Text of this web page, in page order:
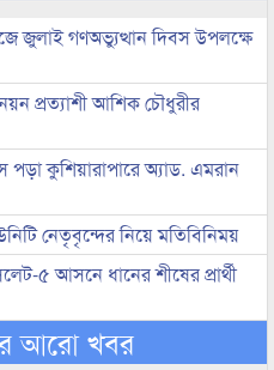
জুলাই গণঅভ্যুত্থান দিবস উপলক্ষে
প্রত্যাশী আশিক চৌধুরীর
পড়া কুশিয়ারাপারে অ্যাড. এমরান
নেতৃবৃন্দের নিয়ে মতিবিনিময়
৫ আসনে ধানের শীষের প্রার্থী
আরো খবর